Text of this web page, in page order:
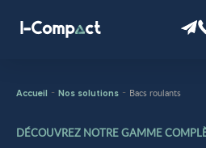
Accueil - Nos solutions - Bacs roulants
DÉCOUVREZ NOTRE GAMME